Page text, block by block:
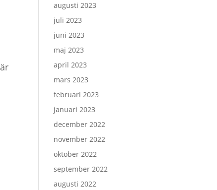
är
augusti 2023
juli 2023
juni 2023
maj 2023
april 2023
mars 2023
februari 2023
januari 2023
december 2022
november 2022
oktober 2022
september 2022
augusti 2022